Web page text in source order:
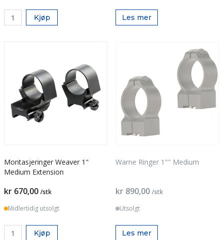
Kjøp Les mer
Montasjeringer Weaver 1"
Medium Extension
kr 670,00 /stk
Midlertidig utsolgt
Kjøp
Warne Ringer 1"" Medium
kr 890,00 /stk
Utsolgt
Les mer